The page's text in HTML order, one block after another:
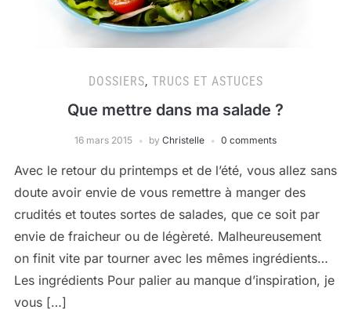
DOSSIERS, TRUCS ET ASTUCES
Que mettre dans ma salade ?
16 mars 2015 by Christelle 0 comments
Avec le retour du printemps et de l’été, vous allez sans
doute avoir envie de vous remettre à manger des
crudités et toutes sortes de salades, que ce soit par
envie de fraicheur ou de légèreté. Malheureusement
on finit vite par tourner avec les mêmes ingrédients…
Les ingrédients Pour palier au manque d’inspiration, je
vous […]